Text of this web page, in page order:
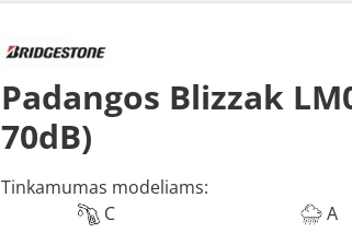
Padangos Blizzak
70dB)
Tinkamumas modeliams:
C
A